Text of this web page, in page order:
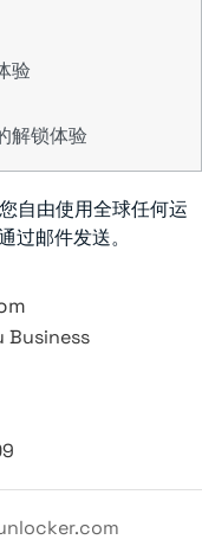
验
解锁体验
自由使用全球任何运
过邮件发送。
Business